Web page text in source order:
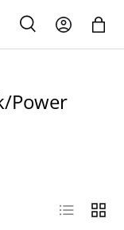
SearchLog in Bag
Power
List Grid